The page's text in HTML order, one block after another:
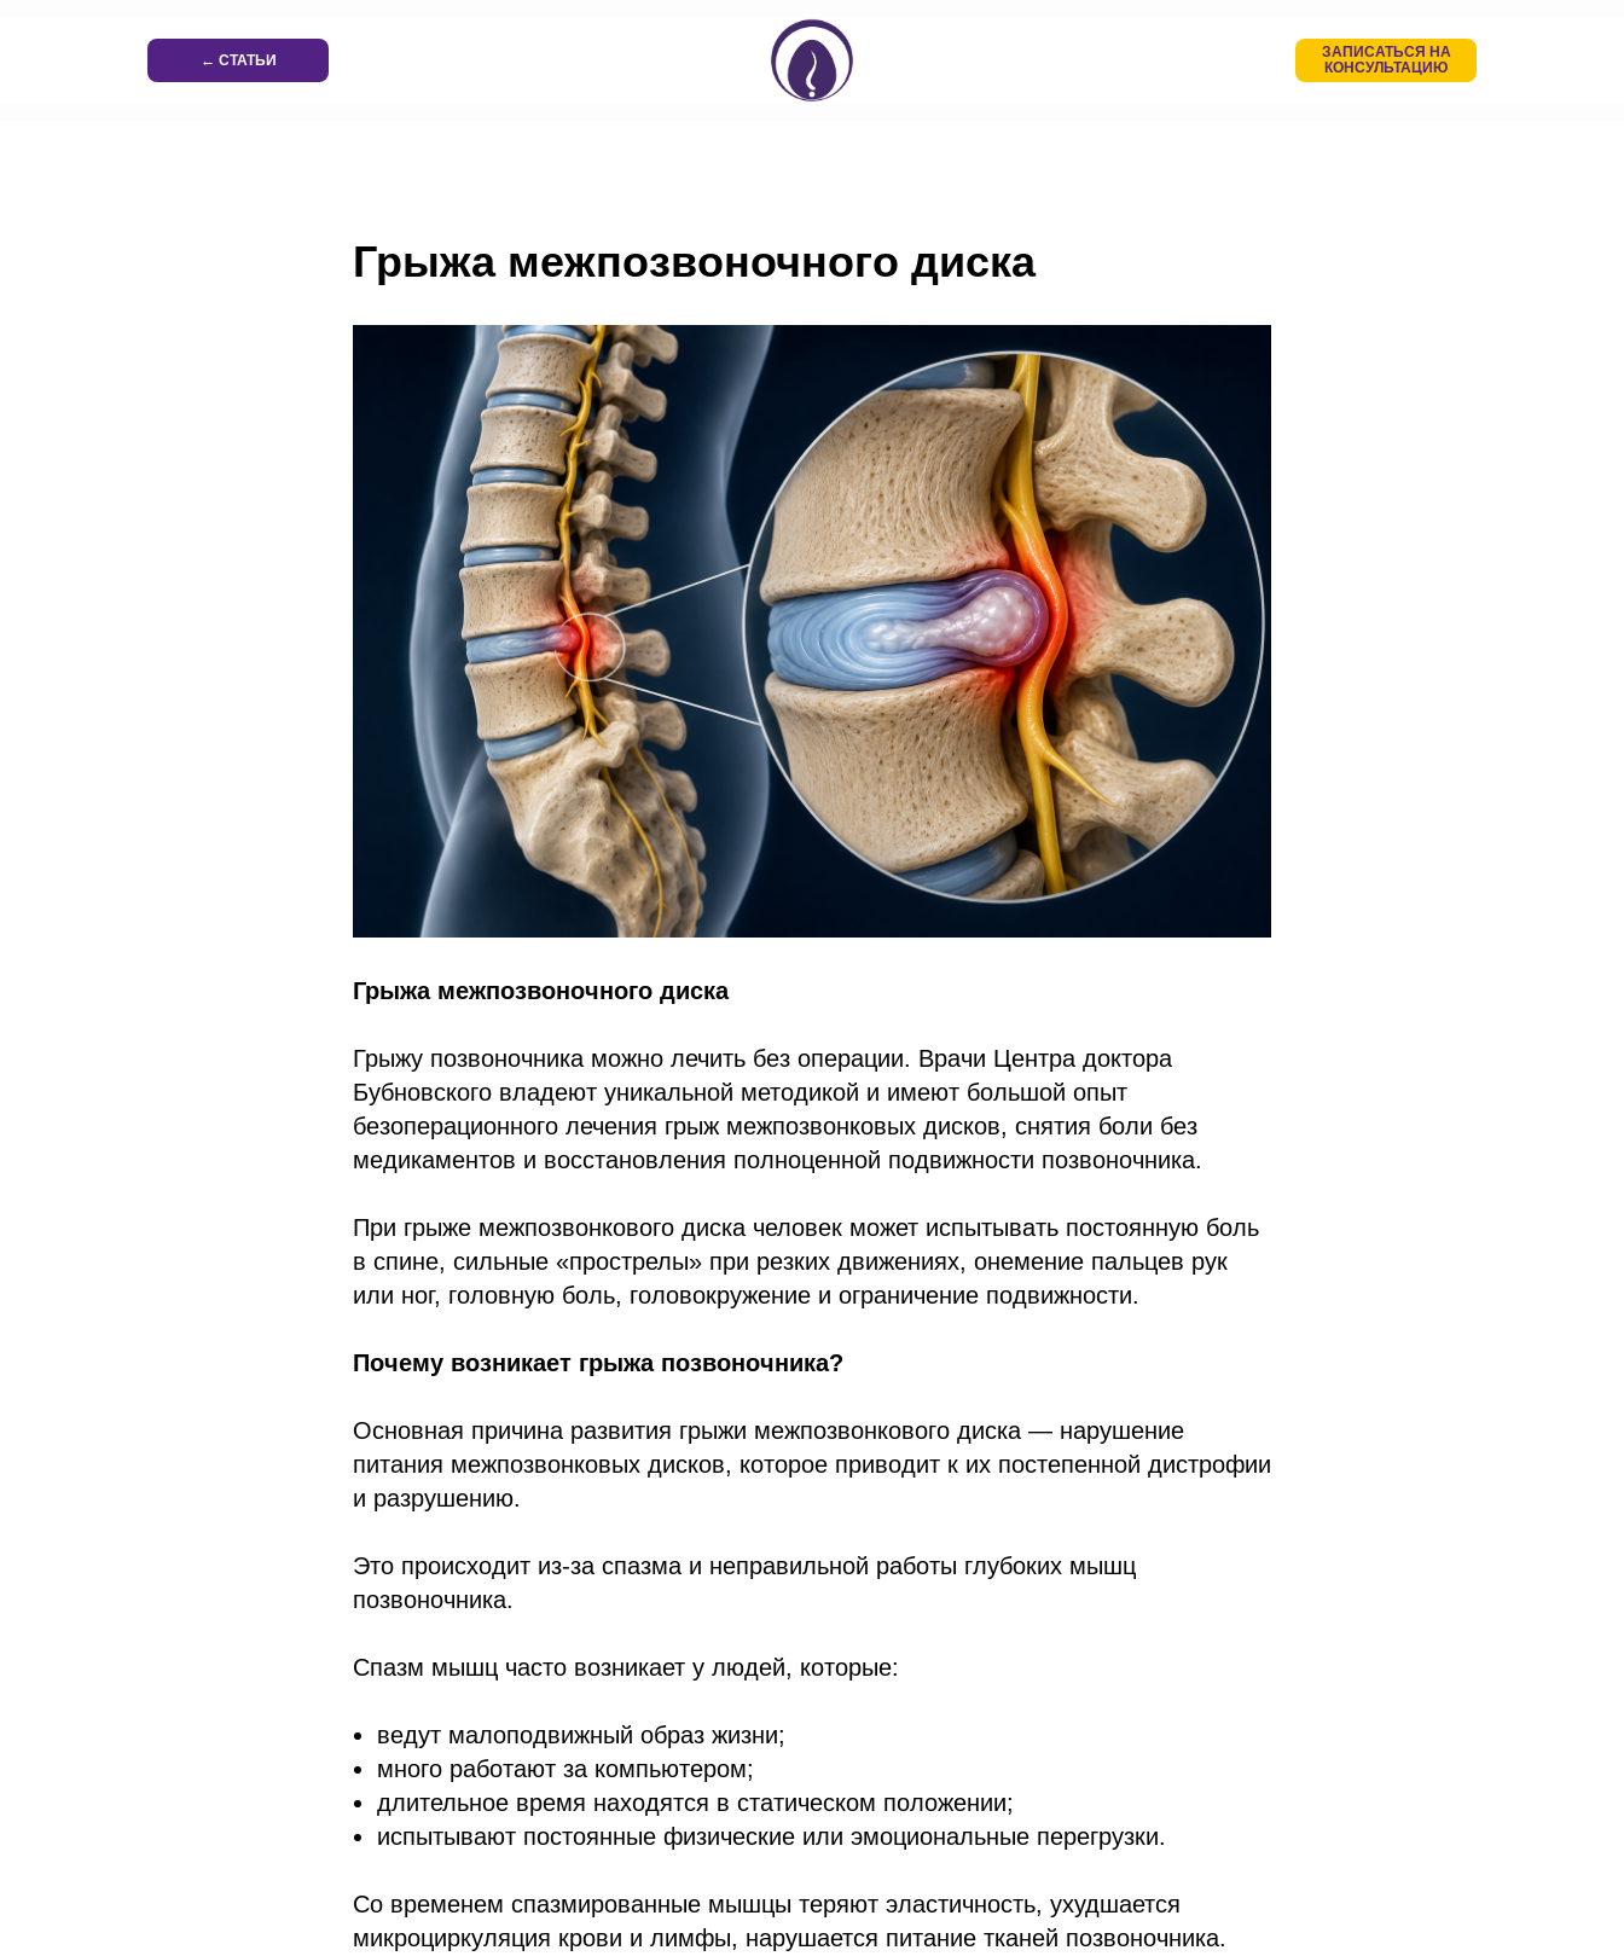
← СТАТЬИ
ЗАПИСАТЬСЯ НА
КОНСУЛЬТАЦИЮ
Грыжа межпозвоночного диска
Грыжа межпозвоночного диска
Грыжу позвоночника можно лечить без операции. Врачи Центра доктора
Бубновского владеют уникальной методикой и имеют большой опыт
безоперационного лечения грыж межпозвонковых дисков, снятия боли без
медикаментов и восстановления полноценной подвижности позвоночника.
При грыже межпозвонкового диска человек может испытывать постоянную боль
в спине, сильные «прострелы» при резких движениях, онемение пальцев рук
или ног, головную боль, головокружение и ограничение подвижности.
Почему возникает грыжа позвоночника?
Основная причина развития грыжи межпозвонкового диска — нарушение
питания межпозвонковых дисков, которое приводит к их постепенной дистрофии
и разрушению.
Это происходит из-за спазма и неправильной работы глубоких мышц
позвоночника.
Спазм мышц часто возникает у людей, которые:
ведут малоподвижный образ жизни;
много работают за компьютером;
длительное время находятся в статическом положении;
испытывают постоянные физические или эмоциональные перегрузки.
Со временем спазмированные мышцы теряют эластичность, ухудшается
микроциркуляция крови и лимфы, нарушается питание тканей позвоночника.